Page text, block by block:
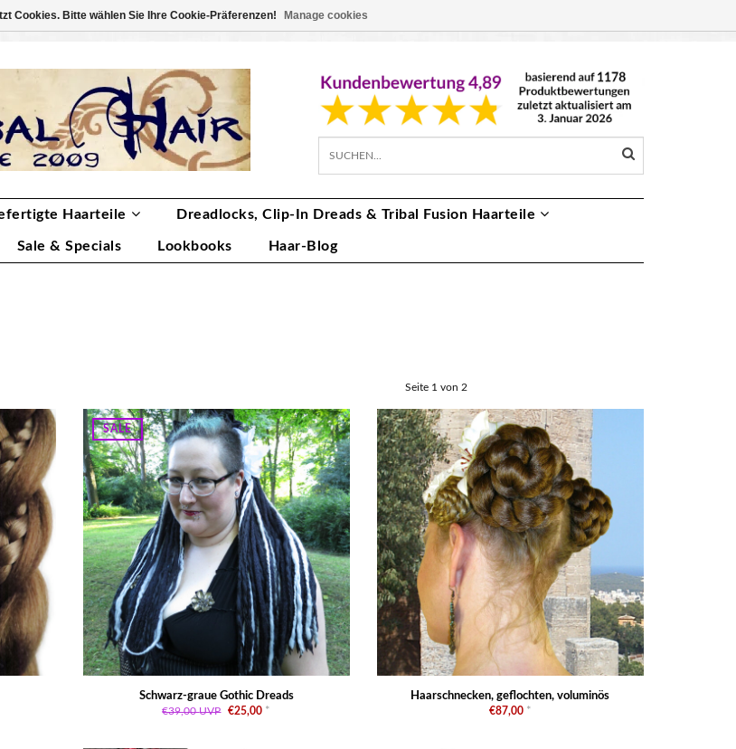
ANMELDEN 0 ARTIKEL €0,00
Haarteile Dreadlocks, Clip-In Dreads & Tribal Fusion Haarteile
Sale & Specials Lookbooks Haar-Blog
Seite 1 von 2
SALE
Schwarz-graue Gothic Dreads
€39,00UVP €25,00 *
Haarschnecken, geflochten, voluminös
€87,00 *
Cookies. Bitte wählen Sie Ihre Cookie-Präferenzen! Manage cookies